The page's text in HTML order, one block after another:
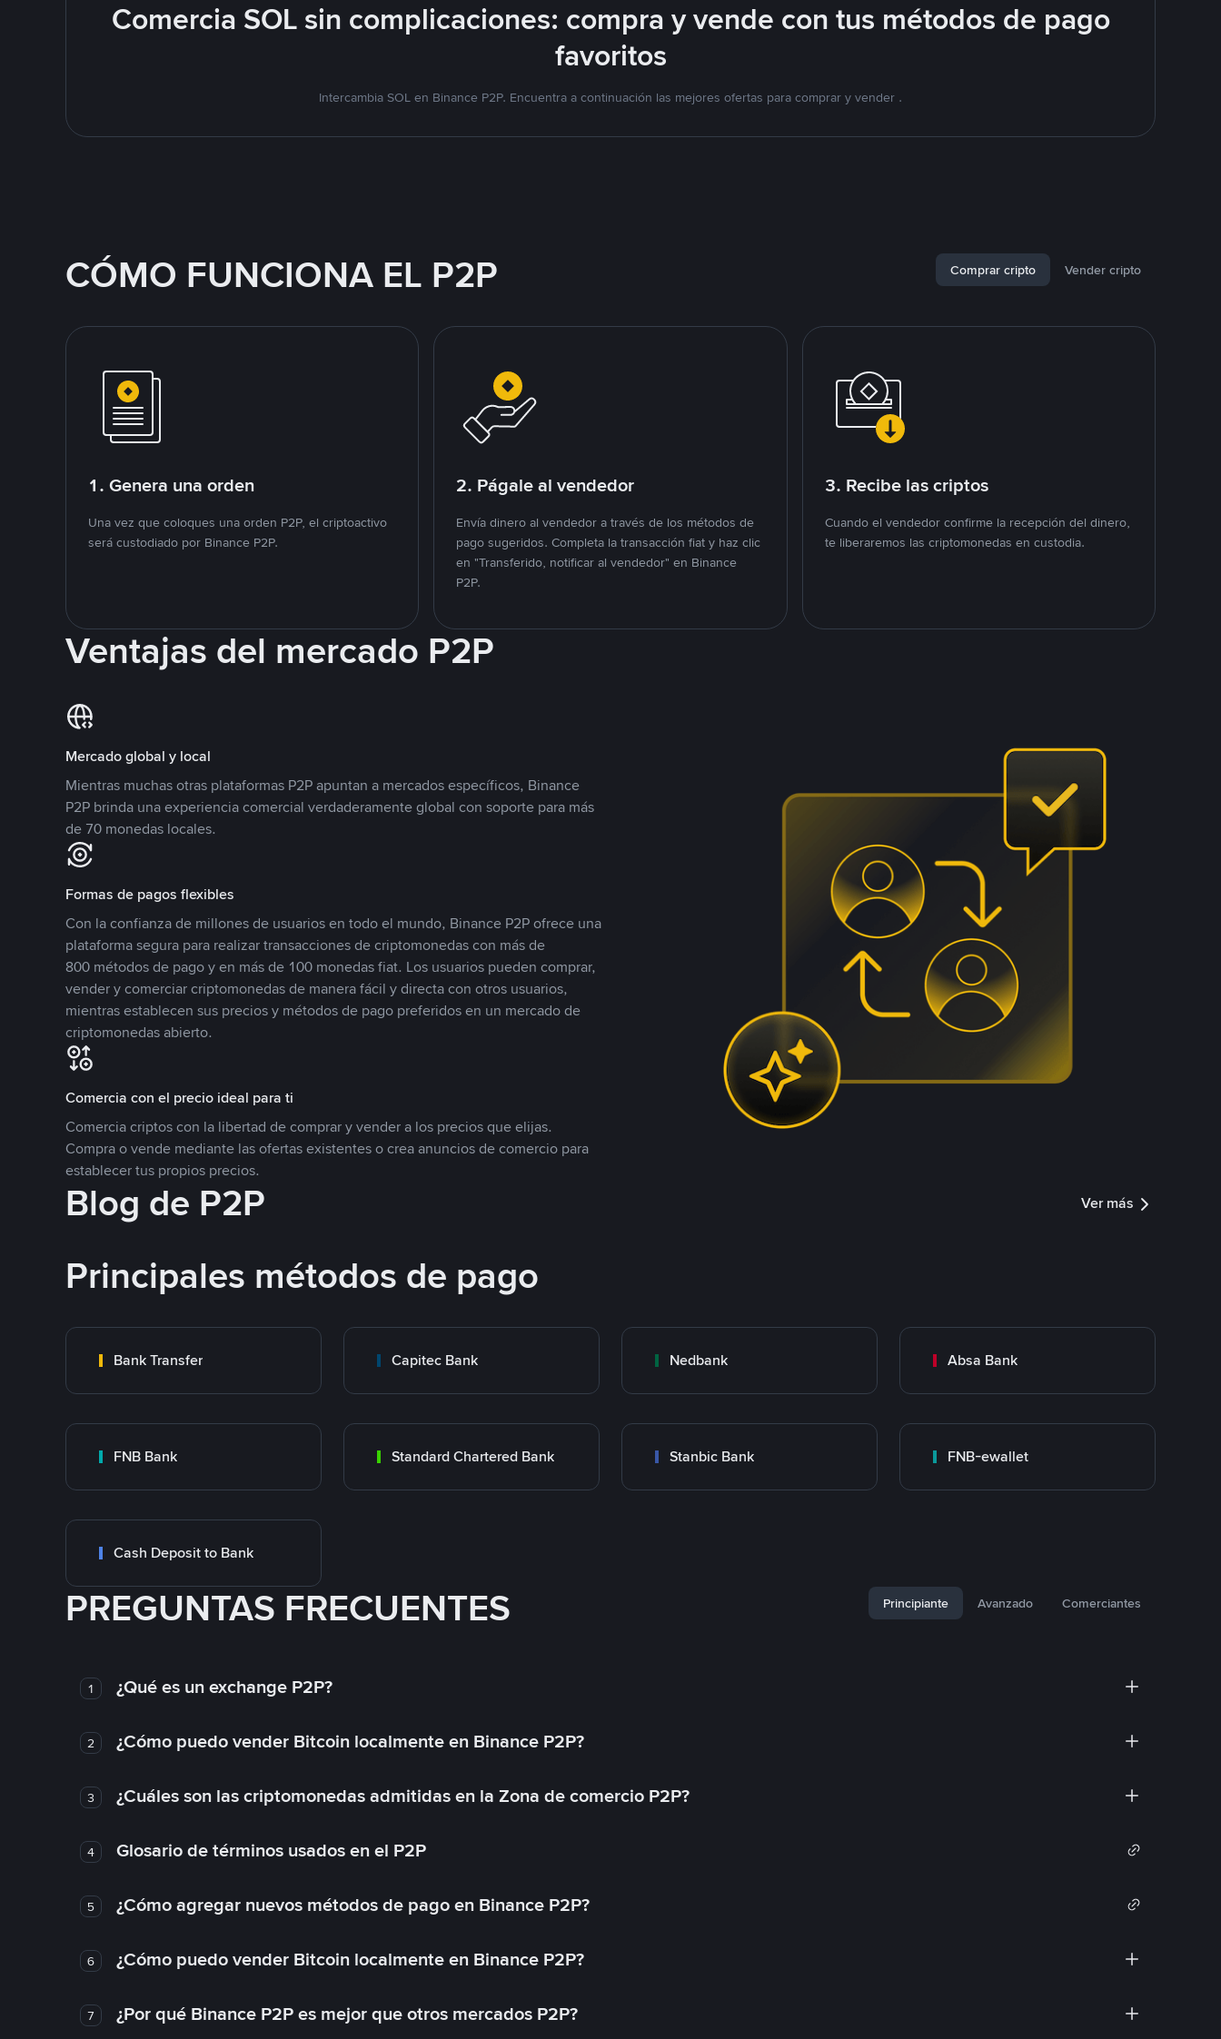
Comercia SOL sin complicaciones: compra y vende con tus métodos de pago
favoritos
Intercambia SOL en Binance P2P. Encuentra a continuación las mejores ofertas para comprar y vender .
CÓMO FUNCIONA EL P2P Comprar cripto Vender cripto
1. Genera una orden
Una vez que coloques una orden P2P, el criptoactivo
será custodiado por Binance P2P.
2. Págale al vendedor
Envía dinero al vendedor a través de los métodos de
pago sugeridos. Completa la transacción fiat y haz clic
en "Transferido, notificar al vendedor" en Binance
P2P.
3. Recibe las criptos
Cuando el vendedor confirme la recepción del dinero,
te liberaremos las criptomonedas en custodia.
Ventajas del mercado P2P
Mercado global y local
Mientras muchas otras plataformas P2P apuntan a mercados específicos, Binance
P2P brinda una experiencia comercial verdaderamente global con soporte para más
de 70 monedas locales.
Formas de pagos flexibles
Con la confianza de millones de usuarios en todo el mundo, Binance P2P ofrece una
plataforma segura para realizar transacciones de criptomonedas con más de
800 métodos de pago y en más de 100 monedas fiat. Los usuarios pueden comprar,
vender y comerciar criptomonedas de manera fácil y directa con otros usuarios,
mientras establecen sus precios y métodos de pago preferidos en un mercado de
criptomonedas abierto.
Comercia con el precio ideal para ti
Comercia criptos con la libertad de comprar y vender a los precios que elijas.
Compra o vende mediante las ofertas existentes o crea anuncios de comercio para
establecer tus propios precios.
Blog de P2P Ver más
Principales métodos de pago
Bank Transfer Capitec Bank Nedbank Absa Bank
FNB Bank Standard Chartered Bank Stanbic Bank FNB-ewallet
Cash Deposit to Bank
PREGUNTAS FRECUENTES Principiante Avanzado Comerciantes
1 ¿Qué es un exchange P2P?
2 ¿Cómo puedo vender Bitcoin localmente en Binance P2P?
3 ¿Cuáles son las criptomonedas admitidas en la Zona de comercio P2P?
4 Glosario de términos usados en el P2P
5 ¿Cómo agregar nuevos métodos de pago en Binance P2P?
6 ¿Cómo puedo vender Bitcoin localmente en Binance P2P?
7 ¿Por qué Binance P2P es mejor que otros mercados P2P?